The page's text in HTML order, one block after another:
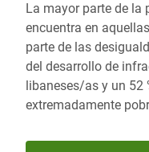
La mayor parte de la
encuentra en
parte de las
del desarrollo de
libaneses/as y un 52
extremadamente